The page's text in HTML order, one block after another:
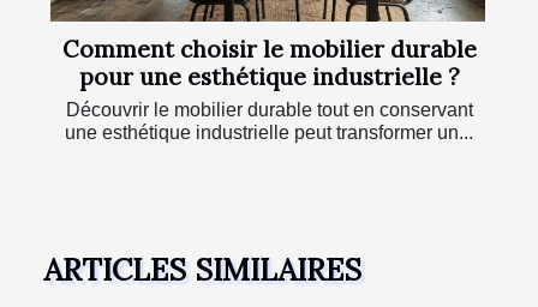
Comment choisir le mobilier durable
pour une esthétique industrielle ?
Découvrir le mobilier durable tout en conservant
une esthétique industrielle peut transformer un...
ARTICLES SIMILAIRES